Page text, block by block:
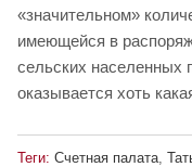
«значительном»
имеющейся в
сельских населенных
оказывается хоть
Теги: Счетная палата